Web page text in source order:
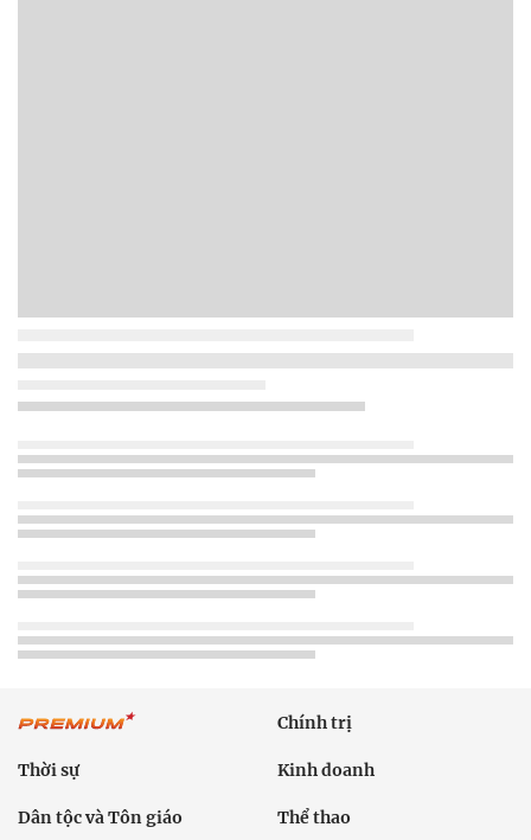
Chính trị
Thời sự Kinh doanh
Dân tộc và Tôn giáo Thể thao